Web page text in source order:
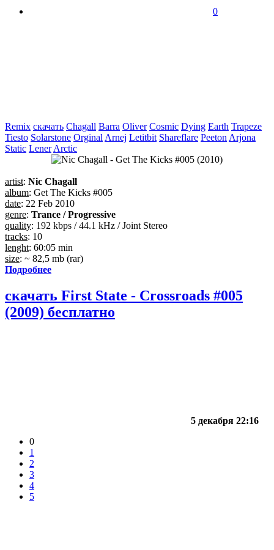
0
Remix скачать Chagall Barra Oliver Cosmic Dying Earth Trapeze
Tiesto Solarstone Orginal Arnej Letitbit Shareflare Peeton Arjona
Static Lener Arctic
artist: Nic Chagall
album: Get The Kicks #005
date: 22 Feb 2010
genre: Trance / Progressive
quality: 192 kbps / 44.1 kHz / Joint Stereo
tracks: 10
lenght: 60:05 min
size: ~ 82,5 mb (rar)
Подробнее
скачать First State - Crossroads #005
(2009) бесплатно
5 декабря 22:16
0
1
2
3
4
5